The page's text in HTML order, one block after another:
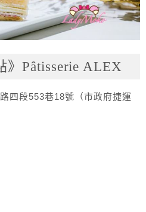
》Pâtisserie ALEX
四段553巷18號（市政府捷運